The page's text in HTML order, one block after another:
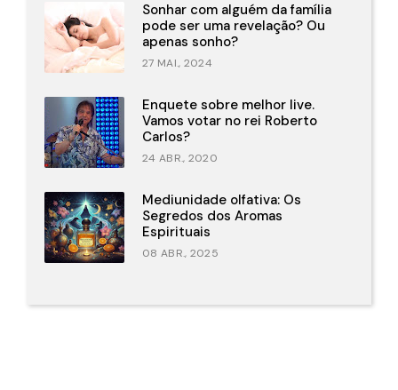
Álbum disponível aqui.
Sonhar com alguém da família
pode ser uma revelação? Ou
apenas sonho?
27 MAI., 2024
Enquete sobre melhor live.
Vamos votar no rei Roberto
Carlos?
24 ABR., 2020
Mediunidade olfativa: Os
Segredos dos Aromas
Espirituais
08 ABR., 2025